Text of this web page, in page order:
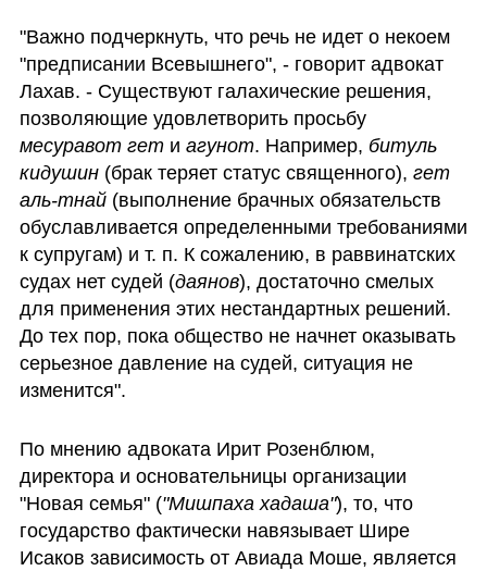
"Важно подчеркнуть, что речь не идет о некоем
"предписании Всевышнего", - говорит адвокат
Лахав. - Существуют галахические решения,
позволяющие удовлетворить просьбу
месуравот гет и агунот. Например, битуль
кидушин (брак теряет статус священного), гет
аль-тнай (выполнение брачных обязательств
обуславливается определенными требованиями
к супругам) и т. п. К сожалению, в раввинатских
судах нет судей (даянов), достаточно смелых
для применения этих нестандартных решений.
До тех пор, пока общество не начнет оказывать
серьезное давление на судей, ситуация не
изменится".
По мнению адвоката Ирит Розенблюм,
директора и основательницы организации
"Новая семья" ("Мишпаха хадаша"), то, что
государство фактически навязывает Шире
Исаков зависимость от Авиада Моше, является